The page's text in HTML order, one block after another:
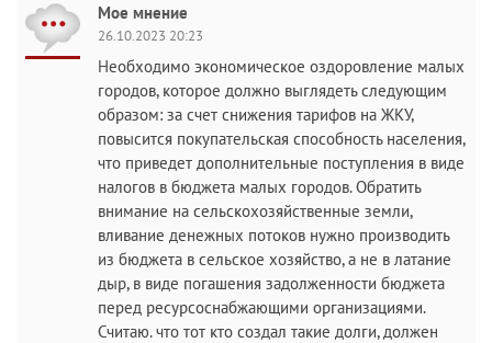
Мое мнение
26.10.2023 20:23
Необходимо экономическое оздоровление малых
городов, которое должно выглядеть следующим
образом: за счет снижения тарифов на ЖКУ,
повысится покупательская способность населения,
что приведет дополнительные поступления в виде
налогов в бюджета малых городов. Обратить
внимание на сельскохозяйственные земли,
вливание денежных потоков нужно производить
из бюджета в сельское хозяйство, а не в латание
дыр, в виде погашения задолженности бюджета
перед ресурсоснабжающими организациями.
Считаю. что тот кто создал такие долги, должен